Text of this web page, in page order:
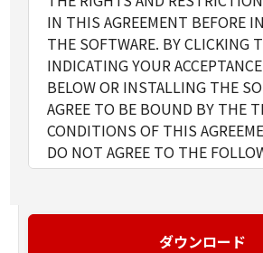
IN THIS AGREEMENT BEFORE
THE SOFTWARE. BY CLICKING
INDICATING YOUR
BELOW OR INSTALLING THE
AGREE TO BE BOUND BY THE
CONDITIONS OF THIS
DO NOT AGREE TO THE
AND CONDITIONS OF THIS
1. GRANT OF LICENSE
Canon grants you a personal,
ダウンロード